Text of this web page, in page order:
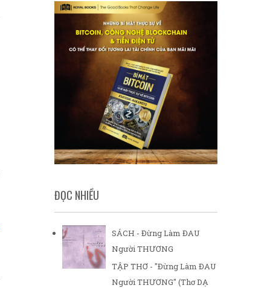
ĐỌC NHIỀU
SÁCH - Đừng Làm ĐAU
Người THƯƠNG
TẬP THƠ - "Đừng Làm ĐAU
Người THƯƠNG" (Thơ DẠ